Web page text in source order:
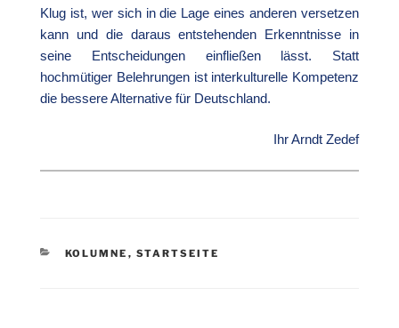
Klug ist, wer sich in die Lage eines anderen versetzen
kann und die daraus entstehenden Erkenntnisse in
seine Entscheidungen einfließen lässt. Statt
hochmütiger Belehrungen ist interkulturelle Kompetenz
die bessere Alternative für Deutschland.
IhrArndt Zedef
KATEGORIEN
KOLUMNE , STARTSEITE